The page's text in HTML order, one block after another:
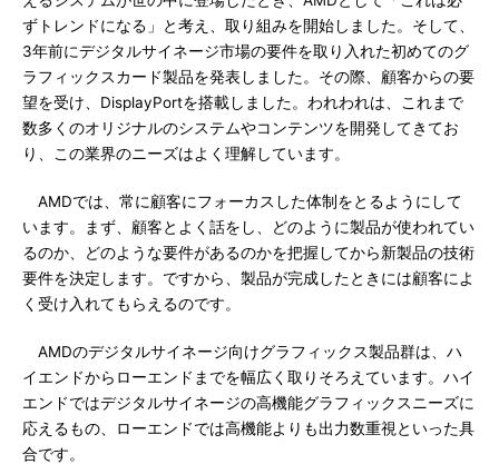
ずトレンドになる」と考え、取り組みを開始しました。そして、
3年前にデジタルサイネージ市場の要件を取り入れた初めてのグ
ラフィックスカード製品を発表しました。その際、顧客からの要
望を受け、DisplayPortを搭載しました。われわれは、これまで
数多くのオリジナルのシステムやコンテンツを開発してきてお
り、この業界のニーズはよく理解しています。
AMDでは、常に顧客にフォーカスした体制をとるようにして
います。まず、顧客とよく話をし、どのように製品が使われてい
るのか、どのような要件があるのかを把握してから新製品の技術
要件を決定します。ですから、製品が完成したときには顧客によ
く受け入れてもらえるのです。
AMDのデジタルサイネージ向けグラフィックス製品群は、ハ
イエンドからローエンドまでを幅広く取りそろえています。ハイ
エンドではデジタルサイネージの高機能グラフィックスニーズに
応えるもの、ローエンドでは高機能よりも出力数重視といった具
合です。